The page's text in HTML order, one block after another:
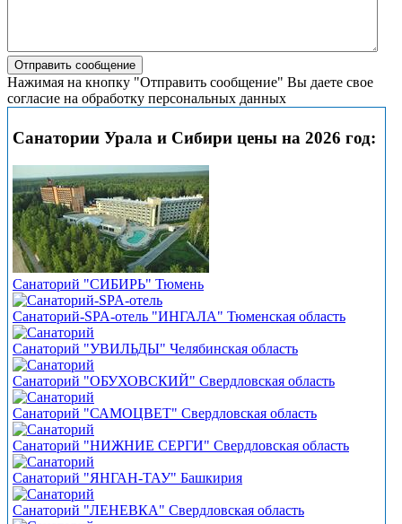
Нажимая на кнопку "Отправить сообщение" Вы даете свое
согласие на обработку персональных данных
Санатории Урала и Сибири цены на 2026 год:
Санаторий "СИБИРЬ" Тюмень
Санаторий-SPA-отель "ИНГАЛА" Тюменская область
Санаторий "УВИЛЬДЫ" Челябинская область
Санаторий "ОБУХОВСКИЙ" Свердловская область
Санаторий "САМОЦВЕТ" Свердловская область
Санаторий "НИЖНИЕ СЕРГИ" Свердловская область
Санаторий "ЯНГАН-ТАУ" Башкирия
Санаторий "ЛЕНЕВКА" Свердловская область